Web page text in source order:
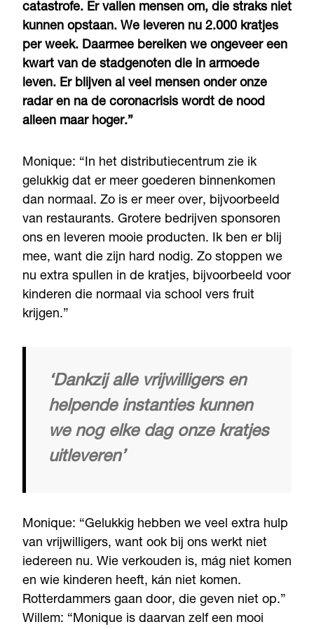
catastrofe. Er vallen mensen om, die straks niet
kunnen opstaan. We leveren nu 2.000 kratjes
per week. Daarmee bereiken we ongeveer een
kwart van de stadgenoten die in armoede
leven. Er blijven al veel mensen onder onze
radar en na de coronacrisis wordt de nood
alleen maar hoger.”
Monique: “In het distributiecentrum zie ik
gelukkig dat er meer goederen binnenkomen
dan normaal. Zo is er meer over, bijvoorbeeld
van restaurants. Grotere bedrijven sponsoren
ons en leveren mooie producten. Ik ben er blij
mee, want die zijn hard nodig. Zo stoppen we
nu extra spullen in de kratjes, bijvoorbeeld voor
kinderen die normaal via school vers fruit
krijgen.”
‘Dankzij alle vrijwilligers en
helpende instanties kunnen
we nog elke dag onze kratjes
uitleveren’
Monique: “Gelukkig hebben we veel extra hulp
van vrijwilligers, want ook bij ons werkt niet
iedereen nu. Wie verkouden is, mág niet komen
en wie kinderen heeft, kán niet komen.
Rotterdammers gaan door, die geven niet op.”
Willem: “Monique is daarvan zelf een mooi